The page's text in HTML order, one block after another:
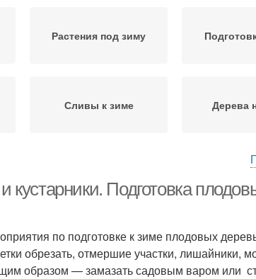
Растения под зиму
Сливы к зиме Дерева
кустарники. Подготовка
по подготовке к зиме плодовых
обрезать, отмершие участки, лишайники,
образом — замазать садовым варом или